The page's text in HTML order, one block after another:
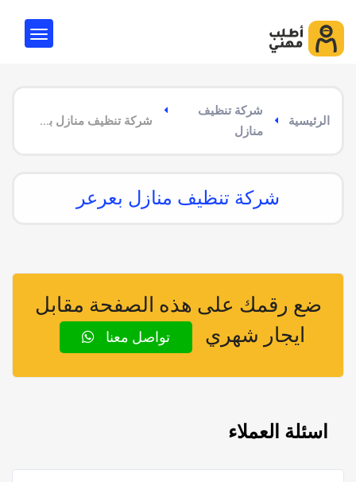
الرئيسية
شركة تنظيف
منازل
شركة تنظيف منازل بعرعر
شركة تنظيف منازل بعرعر
ضع رقمك على هذه الصفحة مقابل
ايجار شهري
تواصل معنا
اسئلة العملاء